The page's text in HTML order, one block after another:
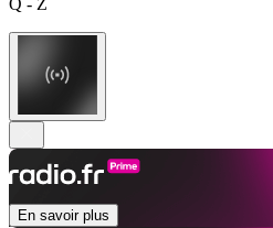
Q - Z
En savoir plus